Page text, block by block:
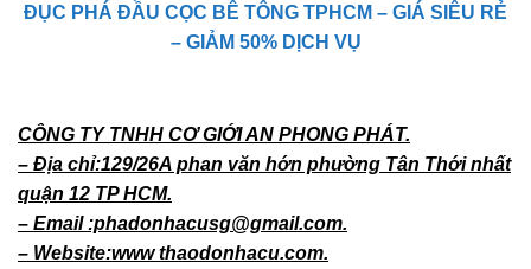
ĐỤC PHÁ ĐẦU CỌC BÊ TÔNG TPHCM – GIÁ SIÊU RẺ
– GIẢM 50% DỊCH VỤ
CÔNG TY TNHH CƠ GIỚI AN PHONG PHÁT.
– Địa chỉ:129/26A phan văn hớn phường Tân Thới nhất
quận 12 TP HCM.
– Email :phadonhacusg@gmail.com.
– Website:www thaodonhacu.com.